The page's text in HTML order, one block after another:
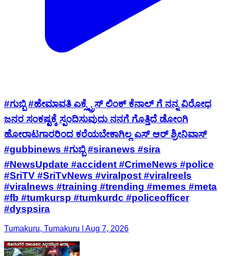
#ಗುಬ್ಬಿ #ಹೇಮಾವತಿ ಎಕ್ಸ್ಪ್ರೆಸ್ ಲಿಂಕ್ ಕೆನಾಲ್ ಗೆ ನನ್ನ ವಿರೋಧ
ಜನರ ಸಂಕಷ್ಟಕ್ಕೆ ಸ್ಪಂದಿಸುವುದು ನನಗೆ ಗೊತ್ತಿದೆ ಡೋಂಗಿ
ಹೋರಾಟಗಾರರಿಂದ ಕರೆಯಬೇಕಾಗಿಲ್ಲ ಎಸ್ ಆರ್ ಶ್ರೀನಿವಾಸ್
#gubbinews #ಗುಬ್ಬಿ #siranews #sira
#NewsUpdate #accident #CrimeNews #police
#SriTV #SriTvNews #viralpost #viralreels
#viralnews #training #trending #memes #meta
#fb #tumkursp #tumkurdc #policeofficer
#dyspsira
Tumakuru, Tumakuru | Aug 7, 2026